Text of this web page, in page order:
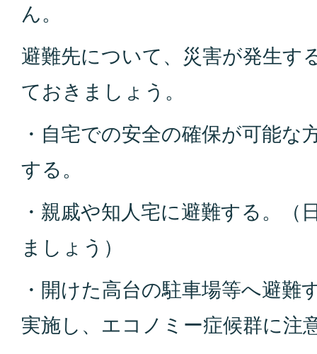
ん。
避難先について、災害が発生す
ておきましょう。
・自宅での安全の確保が可能な
する。
・親戚や知人宅に避難する。（
ましょう）
・開けた高台の駐車場等へ避難
実施し、エコノミー症候群に注